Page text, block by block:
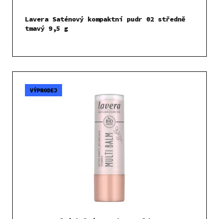
Lavera Saténový kompaktní pudr 02 středně
tmavý 9,5 g
VÝPRODEJ